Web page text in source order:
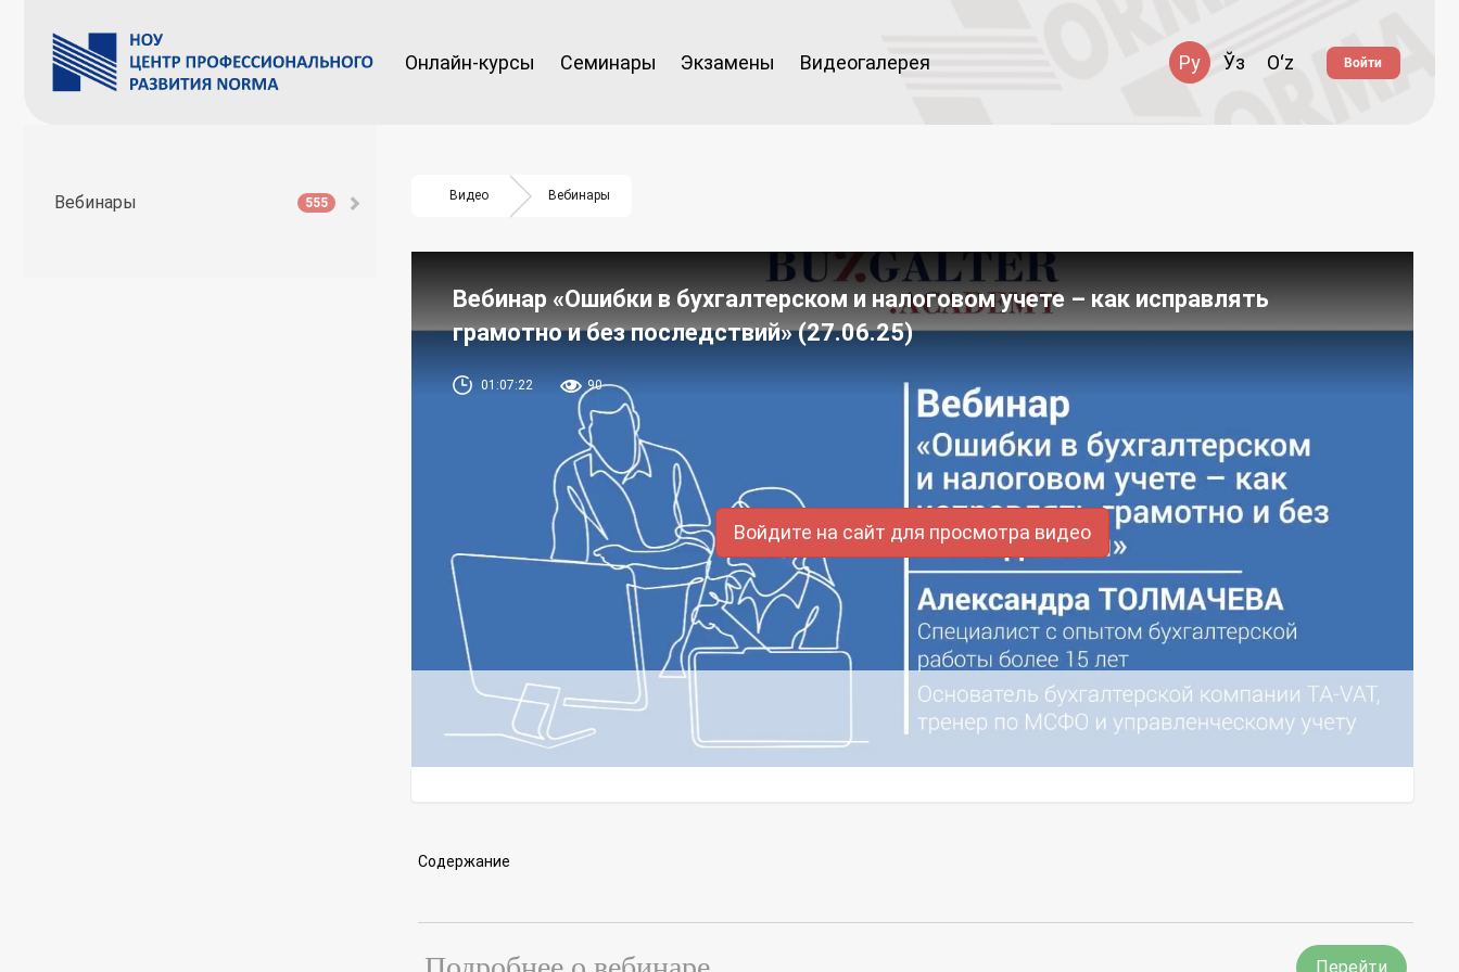
Онлайн-курсы Семинары Экзамены Видеогалерея Ру Ўз Oʻz Войти
Вебинары 555 Видео Вебинары
Вебинар «Ошибки в бухгалтерском и налоговом учете – как исправлять
грамотно и без последствий» (27.06.25)
01:07:22 90
Войдите на сайт для просмотра видео
Содержание
Перейти